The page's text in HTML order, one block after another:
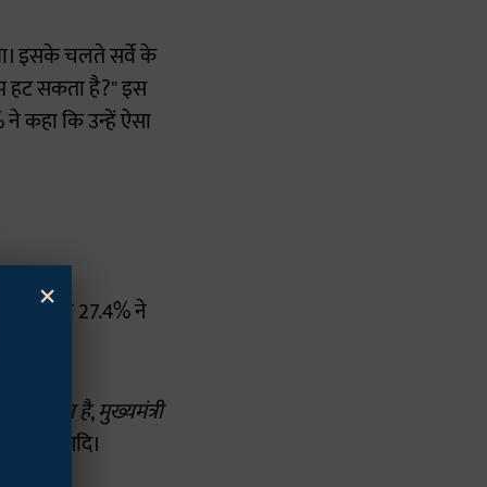
इसके चलते सर्वे के
हट सकता है?" इस
कहा कि उन्हें ऐसा
है, तो 27.4% ने
है।
नेता कौन है,मुख्यमंत्री
आदि।
×